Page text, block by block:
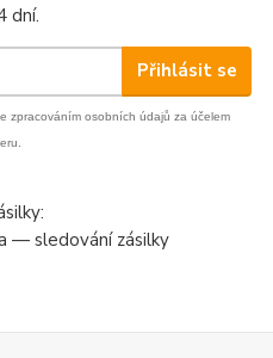
dní.
Přihlásit se
zpracováním osobních údajů za účelem